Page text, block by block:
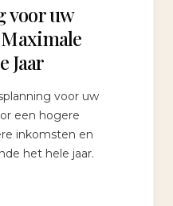
voor uw
Jaar
voor uw
een hogere
inkomsten en
het hele jaar.